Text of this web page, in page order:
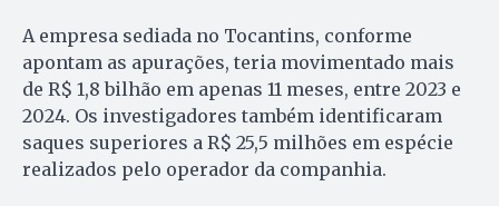
A empresa sediada no Tocantins, conforme
apontam as apurações, teria movimentado mais
de R$ 1,8 bilhão em apenas 11 meses, entre 2023 e
2024. Os investigadores também identificaram
saques superiores a R$ 25,5 milhões em espécie
realizados pelo operador da companhia.